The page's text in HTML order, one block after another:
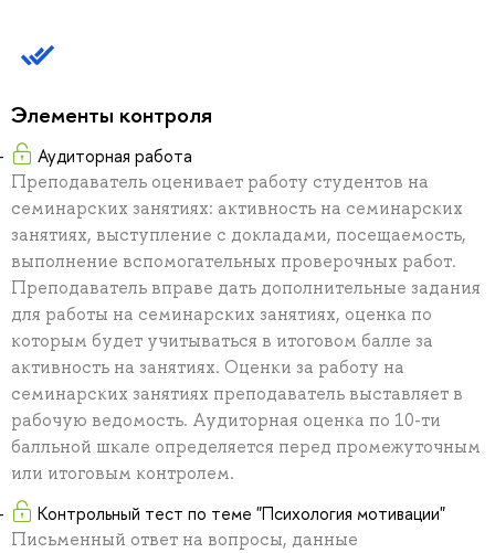
Элементы контроля
Аудиторная работа
Преподаватель оценивает работу студентов на
семинарских занятиях: активность на семинарских
занятиях, выступление с докладами, посещаемость,
выполнение вспомогательных проверочных работ.
Преподаватель вправе дать дополнительные задания
для работы на семинарских занятиях, оценка по
которым будет учитываться в итоговом балле за
активность на занятиях. Оценки за работу на
семинарских занятиях преподаватель выставляет в
рабочую ведомость. Аудиторная оценка по 10-ти
балльной шкале определяется перед промежуточным
или итоговым контролем.
Контрольный тест по теме "Психология мотивации"
Письменный ответ на вопросы, данные